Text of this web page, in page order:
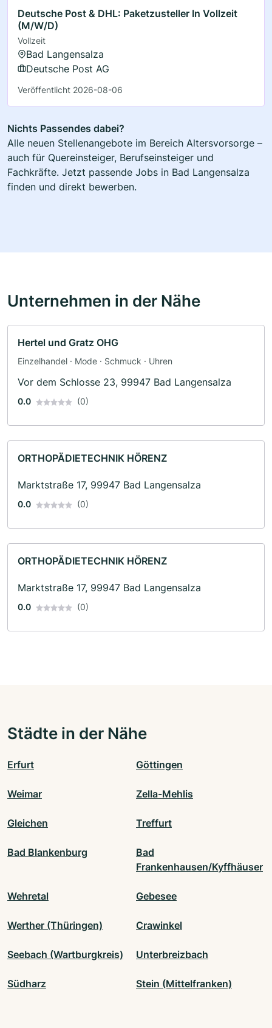
Deutsche Post & DHL: Paketzusteller In Vollzeit
(M/W/D)
Vollzeit
Bad Langensalza
Deutsche Post AG
Veröffentlicht 2026-08-06
Nichts Passendes dabei?
Alle neuen Stellenangebote im Bereich Altersvorsorge –
auch für Quereinsteiger, Berufseinsteiger und
Fachkräfte. Jetzt passende Jobs in Bad Langensalza
finden und direkt bewerben.
Unternehmen in der Nähe
Hertel und Gratz OHG
Einzelhandel · Mode · Schmuck · Uhren
Vor dem Schlosse 23, 99947 Bad Langensalza
0.0 (0)
ORTHOPÄDIETECHNIK HÖRENZ
Marktstraße 17, 99947 Bad Langensalza
0.0 (0)
ORTHOPÄDIETECHNIK HÖRENZ
Marktstraße 17, 99947 Bad Langensalza
0.0 (0)
Städte in der Nähe
Erfurt Göttingen
Weimar Zella-Mehlis
Gleichen Treffurt
Bad Blankenburg
Bad
Frankenhausen/Kyffhäuser
Wehretal Gebesee
Werther (Thüringen) Crawinkel
Seebach (Wartburgkreis) Unterbreizbach
Südharz Stein (Mittelfranken)